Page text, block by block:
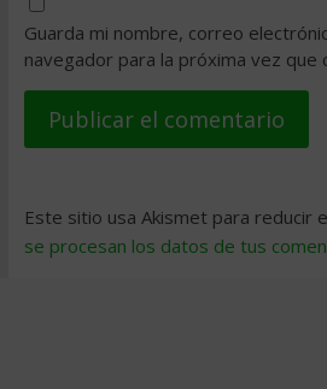
Guarda mi nombre, correo
navegador para la próxima vez que
Este sitio usa Akismet para reducir
se procesan los datos de tus